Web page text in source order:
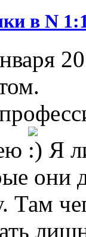
в N
Я
они
Там